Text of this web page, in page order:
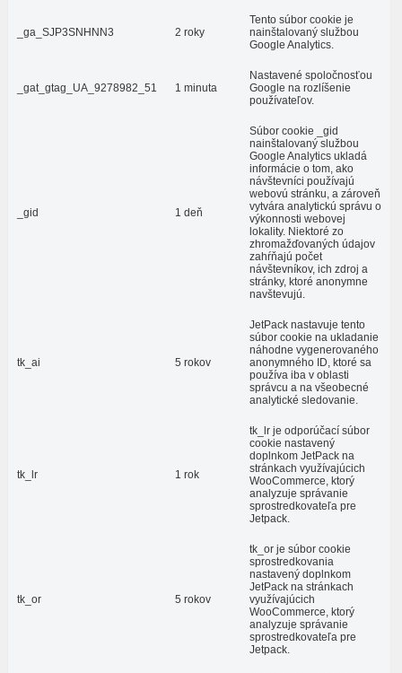
_ga_SJP3SNHNN3 2 roky
Tento súbor cookie je
nainštalovaný službou
Google Analytics.
_gat_gtag_UA_9278982_51 1 minuta
Nastavené spoločnosťou
Google na rozlíšenie
používateľov.
_gid 1 deň
Súbor cookie _gid
nainštalovaný službou
Google Analytics ukladá
informácie o tom, ako
návštevníci používajú
webovú stránku, a zároveň
vytvára analytickú správu o
výkonnosti webovej
lokality. Niektoré zo
zhromažďovaných údajov
zahŕňajú počet
návštevníkov, ich zdroj a
stránky, ktoré anonymne
navštevujú.
tk_ai 5 rokov
JetPack nastavuje tento
súbor cookie na ukladanie
náhodne vygenerovaného
anonymného ID, ktoré sa
používa iba v oblasti
správcu a na všeobecné
analytické sledovanie.
tk_lr 1 rok
tk_lr je odporúčací súbor
cookie nastavený
doplnkom JetPack na
stránkach využívajúcich
WooCommerce, ktorý
analyzuje správanie
sprostredkovateľa pre
Jetpack.
tk_or 5 rokov
tk_or je súbor cookie
sprostredkovania
nastavený doplnkom
JetPack na stránkach
využívajúcich
WooCommerce, ktorý
analyzuje správanie
sprostredkovateľa pre
Jetpack.